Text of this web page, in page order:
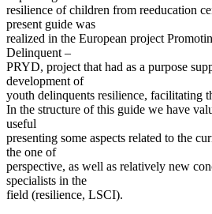
resilience of children from reeducation
present guide was
realized in the European project
Delinquent –
PRYD, project that had as a purpose
development of
youth delinquents resilience, facilitating
In the structure of this guide we have
useful
presenting some aspects related to the
the one of
perspective, as well as relatively new
specialists in the
field (resilience, LSCI).